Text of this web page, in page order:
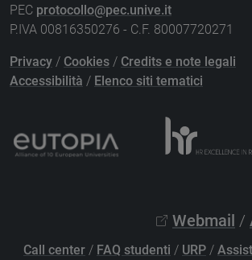
PEC protocollo@pec.unive.it
P.IVA 00816350276 - C.F. 80007720271
Privacy / Cookies / Credits e note legali
Accessibilità / Elenco siti tematici
Webmail /
Call center / FAQ studenti / URP /